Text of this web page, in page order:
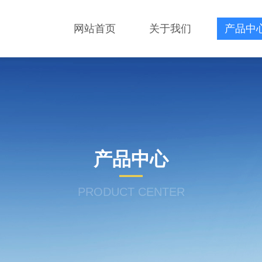
网站首页 关于我们 产品中
产品中心
PRODUCT CENTER